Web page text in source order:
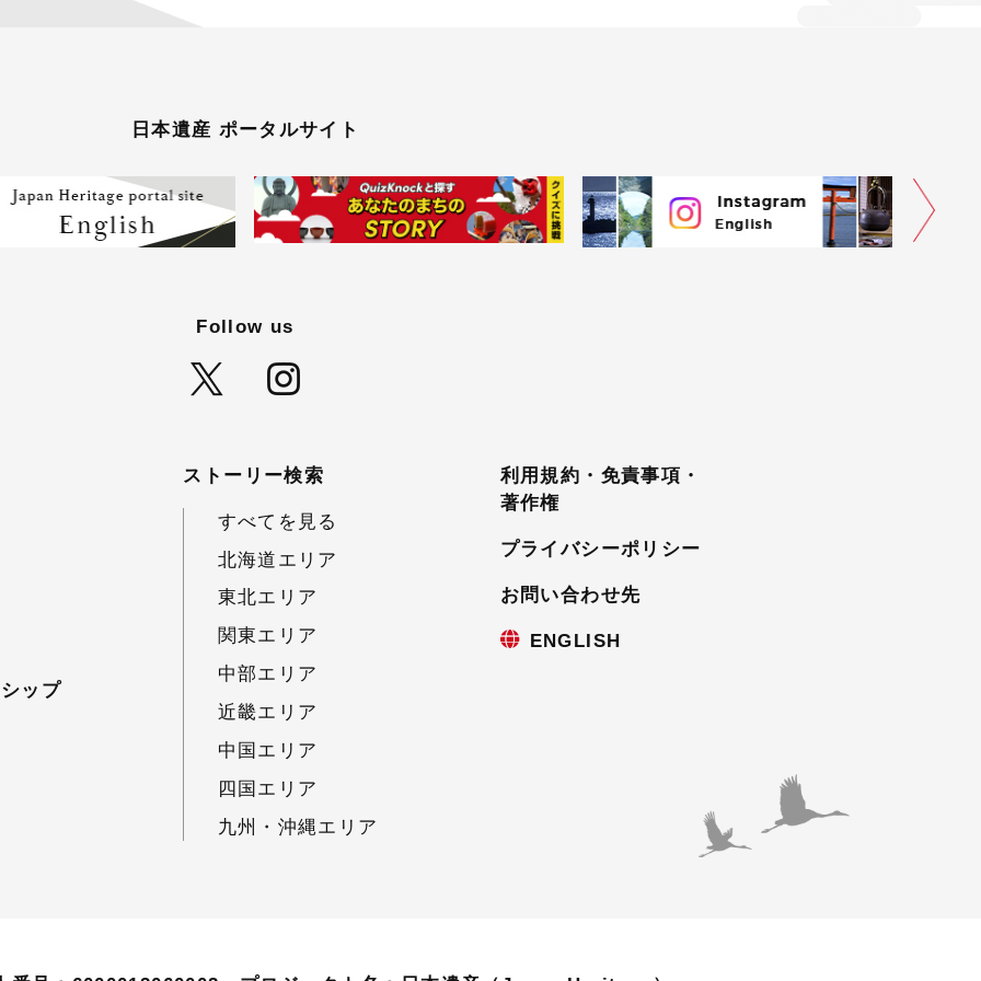
日本遺産 ポータルサイト
Follow us
ップ
ストーリー検索
すべてを見る
北海道エリア
東北エリア
関東エリア
中部エリア
近畿エリア
中国エリア
四国エリア
九州・沖縄エリア
利用規約・免責事項・
著作権
プライバシーポリシー
お問い合わせ先
ENGLISH